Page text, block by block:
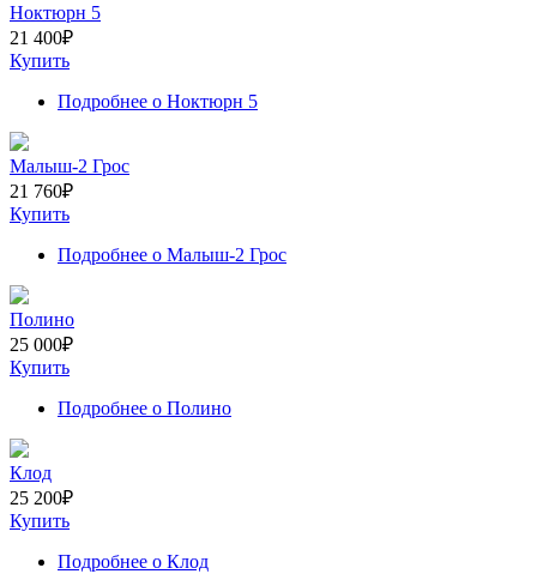
Ноктюрн 5
21 400₽
Купить
Подробнее о Ноктюрн 5
Малыш-2 Грос
21 760₽
Купить
Подробнее о Малыш-2 Грос
Полино
25 000₽
Купить
Подробнее о Полино
Клод
25 200₽
Купить
Подробнее о Клод